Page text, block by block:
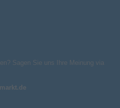
Sagen Sie uns Ihre Meinung via